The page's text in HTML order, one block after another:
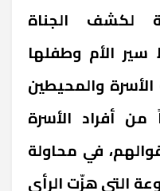
لكشف الجناة
الأم وطفلها
والمحيطين
أفراد الأسرة
في محاولة
التي هزّت الرأي